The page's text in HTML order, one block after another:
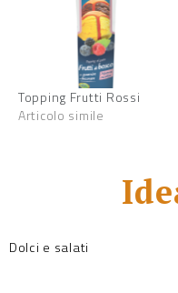
Topping Frutti Rossi
Articolo simile
Dolci e salati